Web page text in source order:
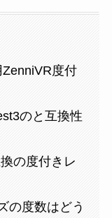
度付
のと互換性
の度付きレ
の度数はどう